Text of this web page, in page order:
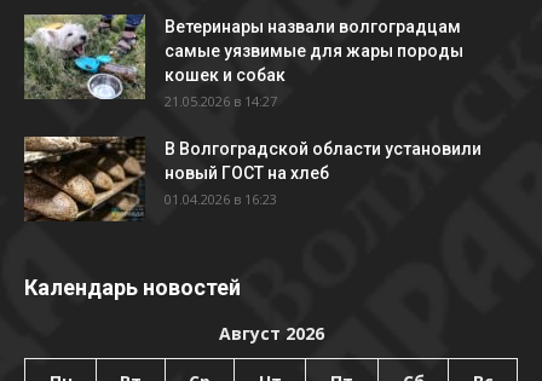
Ветеринары назвали волгоградцам
самые уязвимые для жары породы
кошек и собак
21.05.2026 в 14:27
В Волгоградской области установили
новый ГОСТ на хлеб
01.04.2026 в 16:23
Календарь новостей
Август 2026